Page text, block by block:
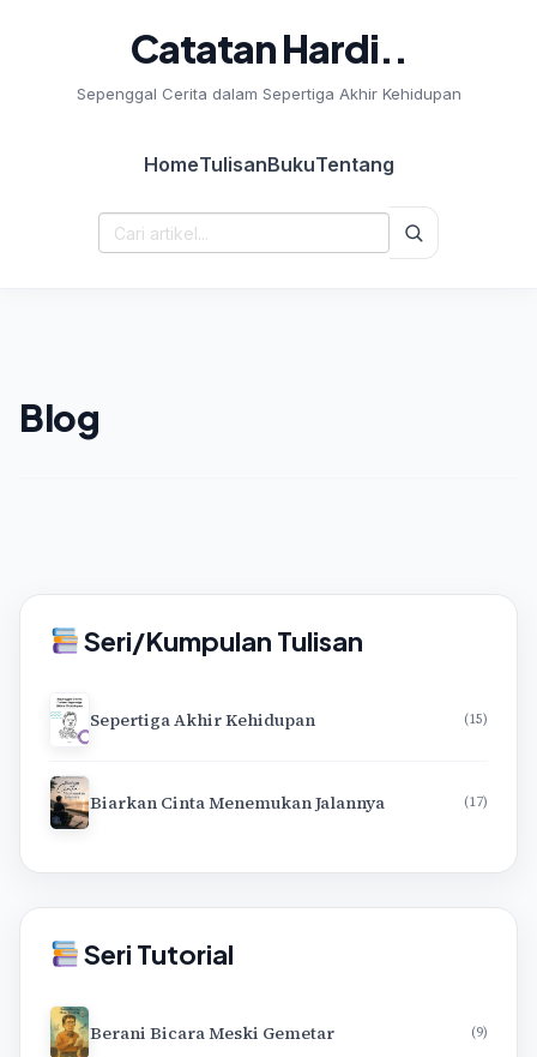
Catatan Hardi..
Sepenggal Cerita dalam Sepertiga Akhir Kehidupan
HomeTulisanBukuTentang
Cari:
Blog
Seri/Kumpulan Tulisan
Sepertiga Akhir Kehidupan (15)
Biarkan Cinta Menemukan Jalannya (17)
Seri Tutorial
Berani Bicara Meski Gemetar (9)